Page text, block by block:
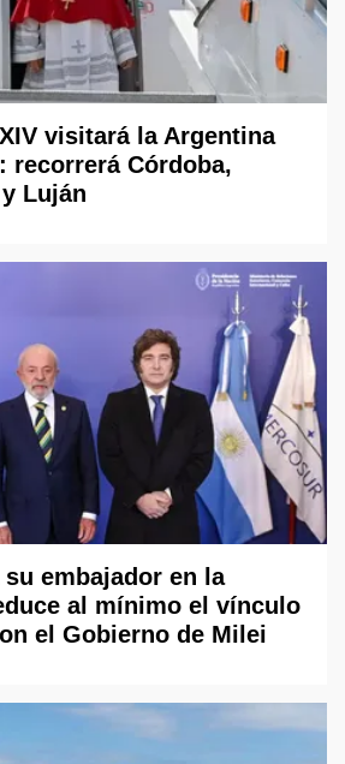
visitará la Argentina
recorrerá Córdoba,
Luján
embajador en la
al mínimo el vínculo
el Gobierno de Milei